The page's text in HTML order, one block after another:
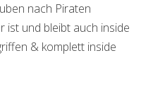
nach Piraten
ist und bleibt auch inside
& komplett inside